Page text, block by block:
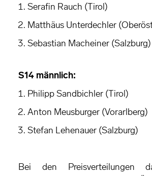
Serafin Rauch (Tirol)
Matthäus Unterdechler
Sebastian Macheiner (Salzburg)
S14 männlich:
Philipp Sandbichler (Tirol)
Anton Meusburger (Vorarlberg)
Stefan Lehenauer (Salzburg)
Bei den Preisverteilungen